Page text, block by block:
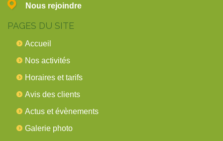
Nous rejoindre
PAGES DU SITE
Accueil
Nos activités
Horaires et tarifs
Avis des clients
Actus et évènements
Galerie photo